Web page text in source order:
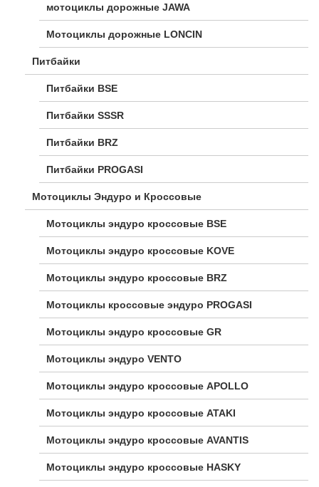
мотоциклы дорожные JAWA
Мотоциклы дорожные LONCIN
Питбайки
Питбайки BSE
Питбайки SSSR
Питбайки BRZ
Питбайки PROGASI
Мотоциклы Эндуро и Кроссовые
Мотоциклы эндуро кроссовые BSE
Мотоциклы эндуро кроссовые KOVE
Мотоциклы эндуро кроссовые BRZ
Мотоциклы кроссовые эндуро PROGASI
Мотоциклы эндуро кроссовые GR
Мотоциклы эндуро VENTO
Мотоциклы эндуро кроссовые APOLLO
Мотоциклы эндуро кроссовые ATAKI
Мотоциклы эндуро кроссовые AVANTIS
Мотоциклы эндуро кроссовые HASKY